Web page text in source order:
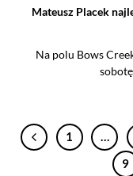
Mateusz Placek
Na polu Bows
1 …
9